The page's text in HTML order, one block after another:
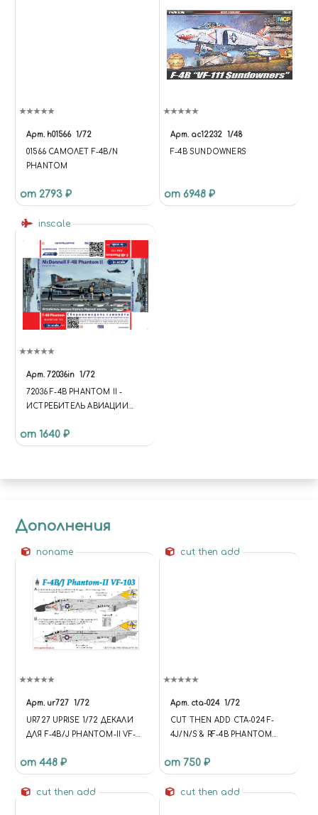
Арт. h01566 1/72
01566 САМОЛЕТ F-4B/N
PHANTOM
от 2793 ₽
Арт. ac12232 1/48
F-4B SUNDOWNERS
от 6948 ₽
inscale
Арт. 72036in 1/72
72036 F-4B PHANTOM II -
ИСТРЕБИТЕЛЬ АВИАЦИИ
ПЕХОТЫ
от 1640 ₽
Дополнения
noname
Арт. ur727 1/72
UR727 UPRISE 1/72 ДЕКАЛИ
ДЛЯ F-4B/J PHANTOM-II VF-
от 448 ₽
cut then add
Арт. cta-024 1/72
CUT THEN ADD CTA-024 F-
4J/N/S & RF-4B PHANTOM
1/72
от 750 ₽
cut then add cut then add